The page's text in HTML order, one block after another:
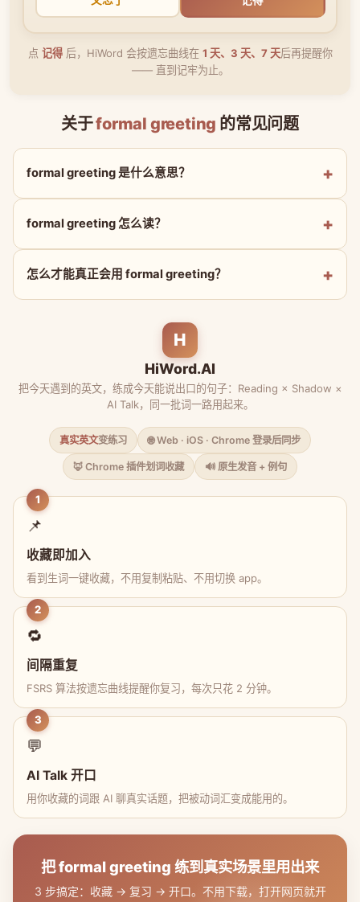
点 记得后，HiWord 会按遗忘曲线在 1 天、3 天、7 天后再提醒你
—— 直到记牢为止。
关于formal greeting 的常见问题
formal greeting 是什么意思？
formal greeting 怎么读？
怎么才能真正会用 formal greeting？
H
HiWord.AI
把今天遇到的英文，练成今天能说出口的句子：Reading × Shadow ×
AI Talk，同一批词一路用起来。
真实英文变练习 🌐 Web · iOS · Chrome 登录后同步
🦊 Chrome 插件划词收藏 🔊 原生发音 + 例句
1
📌
收藏即加入
看到生词一键收藏，不用复制粘贴、不用切换 app。
2
🔁
间隔重复
FSRS 算法按遗忘曲线提醒你复习，每次只花 2 分钟。
3
💬
AI Talk 开口
用你收藏的词跟 AI 聊真实话题，把被动词汇变成能用的。
把 formal greeting 练到真实场景里用出来
3 步搞定：收藏 → 复习 → 开口。不用下载，打开网页就开